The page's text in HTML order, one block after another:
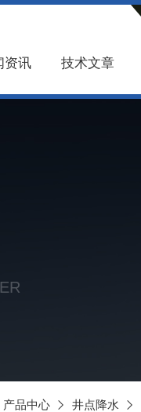
资讯 技术文章
产品中心 井点降水